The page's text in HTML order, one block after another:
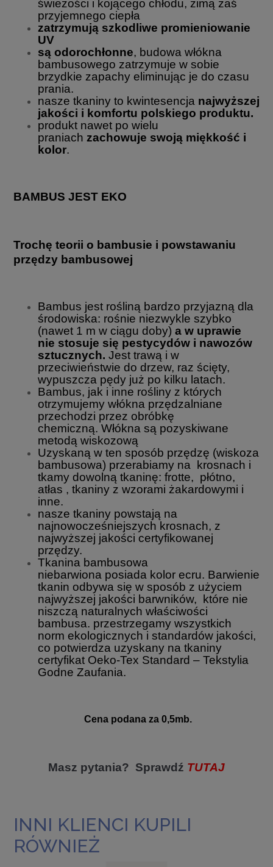
świeżości i kojącego chłodu, zimą zaś
przyjemnego ciepła
zatrzymują szkodliwe promieniowanie
UV
są odorochłonne, budowa włókna
bambusowego zatrzymuje w sobie
brzydkie zapachy eliminując je do czasu
prania.
nasze tkaniny to kwintesencja najwyższej
jakości i komfortu polskiego produktu.
produkt nawet po wielu
praniach zachowuje swoją miękkość i
kolor.
BAMBUS JEST EKO
Trochę teorii o bambusie i powstawaniu
przędzy bambusowej
Bambus jest rośliną bardzo przyjazną dla
środowiska: rośnie niezwykle szybko
(nawet 1 m w ciągu doby) a w uprawie
nie stosuje się pestycydów i nawozów
sztucznych. Jest trawą i w
przeciwieństwie do drzew, raz ścięty,
wypuszcza pędy już po kilku latach.
Bambus, jak i inne rośliny z których
otrzymujemy włókna przędzalniane
przechodzi przez obróbkę
chemiczną. Włókna są pozyskiwane
metodą wiskozową
Uzyskaną w ten sposób przędzę (wiskoza
bambusowa) przerabiamy na krosnach i
tkamy dowolną tkaninę: frotte, płótno,
atłas , tkaniny z wzorami żakardowymi i
inne.
nasze tkaniny powstają na
najnowocześniejszych krosnach, z
najwyższej jakości certyfikowanej
przędzy.
Tkanina bambusowa
niebarwiona posiada kolor ecru. Barwienie
tkanin odbywa się w sposób z użyciem
najwyższej jakości barwników, które nie
niszczą naturalnych właściwości
bambusa. przestrzegamy wszystkich
norm ekologicznych i standardów jakości,
co potwierdza uzyskany na tkaniny
certyfikat Oeko-Tex Standard – Tekstylia
Godne Zaufania.
Cena podana za 0,5mb.
Masz pytania? Sprawdź TUTAJ
INNI KLIENCI KUPILI
RÓWNIEŻ